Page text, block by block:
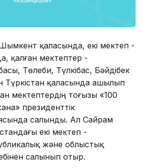
қаласында, екі мектеп -
қалған мектептер -
Төлеби, Түлкібас, Бәйдібек
Түркістан қаласында ашылып
мектептердің тоғызы «100
президенттік
салынды. Ал Сайрам
екі мектеп -
және облыстық
салынып отыр.